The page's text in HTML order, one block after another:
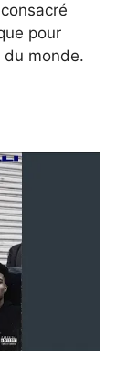
pour
du monde.